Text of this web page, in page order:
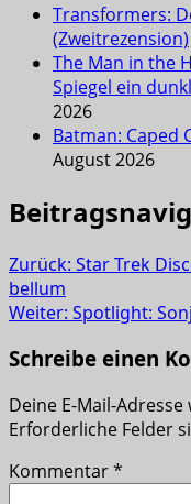
Transformers:
(Zweitrezension)
The Man in the
Spiegel ein
2026
Batman: Caped
August 2026
Zurück: Star Trek
bellum
Weiter: Spotlight:
Schreibe einen
Deine E-Mail-
Erforderliche Felder
Kommentar*